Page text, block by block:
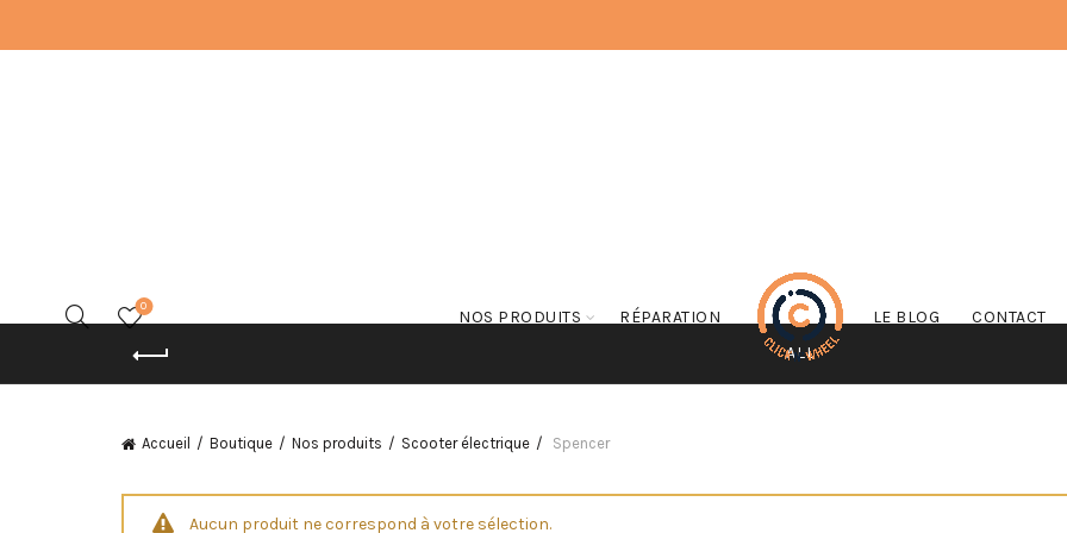
0
NOS PRODUITS RÉPARATION LE BLOG CONTACT
ALL
Accueil Boutique Nos produits Scooter électrique Spencer
Aucun produit ne correspond à votre sélection.